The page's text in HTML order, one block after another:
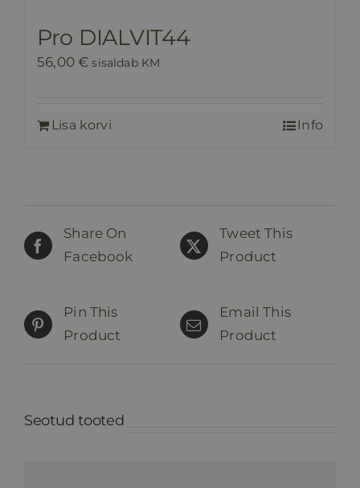
Pro DIALVIT44
56,00€ sisaldab KM
Lisa korvi Info
Share On
Facebook
Tweet This
Product
Pin This
Product
Email This
Product
Seotud tooted